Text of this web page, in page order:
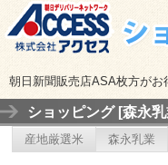
朝日新聞販売店ASA枚方がお
ショッピング [森永乳
産地厳選米 森永乳業